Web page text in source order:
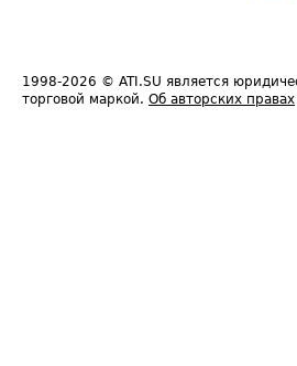
1998-2026 © ATI.SU является
торговой маркой. Об авторских правах